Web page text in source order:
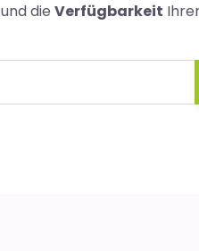
und die Verfügbarkeit